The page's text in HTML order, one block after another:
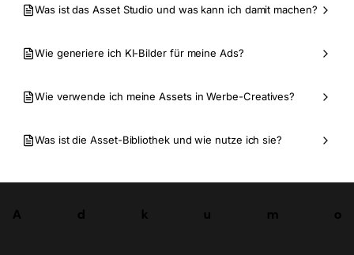
Was ist das Asset Studio und was kann ich damit machen?
Wie generiere ich KI-Bilder für meine Ads?
Wie verwende ich meine Assets in Werbe-Creatives?
Was ist die Asset-Bibliothek und wie nutze ich sie?
A d k u m
o